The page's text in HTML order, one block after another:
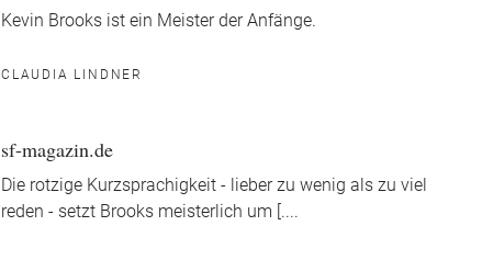
Kevin Brooks ist ein Meister der Anfänge.
CLAUDIA LINDNER
sf-magazin.de
Die rotzige Kurzsprachigkeit - lieber zu wenig als zu viel
reden - setzt Brooks meisterlich um [....